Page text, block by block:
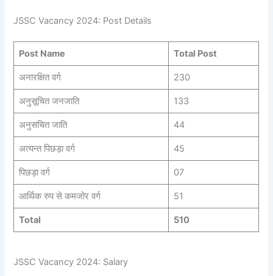
JSSC Vacancy 2024: Post Details
Post Name Total Post
अनारक्षित वर्ग 230
अनुसूचित जनजाति 133
अनुसचित जाति 44
अत्यन्त पिछड़ा वर्ग 45
पिछड़ा वर्ग 07
आर्थिक रुप से कमजोर वर्ग 51
Total 510
JSSC Vacancy 2024: Salary